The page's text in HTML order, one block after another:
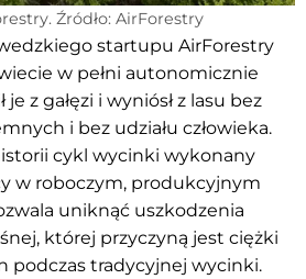
Źródło: AirForestry
startupu AirForestry
w pełni autonomicznie
je z gałęzi i wyniósł z lasu bez
i bez udziału człowieka.
cykl wycinki wykonany
w roboczym, produkcyjnym
uniknąć uszkodzenia
której przyczyną jest ciężki
podczas tradycyjnej wycinki.